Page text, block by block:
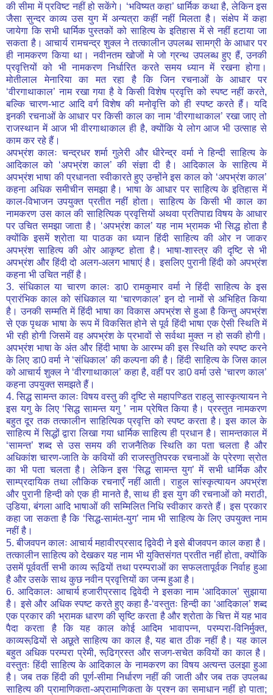
की सीमा में प्रविष्ट नहीं हो सकेंगे। ‘भविष्यत कहा’ धार्मिक कथा है, लेकिन इस
जैसा सुन्दर काव्य उस युग में अन्यत्रा कहीं नहीं मिलता है। संक्षेप में कहा
जायेगा कि सभी धार्मिक पुस्तकों को साहित्य के इतिहास में से नहीं हटाया जा
सकता है। आचार्य रामचन्द्र शुक्ल ने तत्कालीन उपलब्ध सामग्री के आधार पर
ही नामकरण किया था। नवीनतम खोजों मे जो ग्रन्थ उपलब्ध हुए हैं, उनकी
प्रवृत्तियों को भी नामकरण निर्धारित करते समय ध्यान में रखना होगा।
मोतीलाल मेनारिया का मत रहा है कि जिन रचनाओं के आधार पर
‘वीरगाथाकाल’ नाम रखा गया है वे किसी विशेष प्रवृत्ति को स्पष्ट नहीं करते,
बल्कि चारण-भाट आदि वर्ग विशेष की मनोवृत्ति को ही स्पष्ट करते हैं। यदि
इनकी रचनाओं के आधार पर किसी काल का नाम ‘वीरगाथाकाल’ रखा जाए तो
राजस्थान में आज भी वीरगाथाकाल ही है, क्योंकि ये लोग आज भी उत्साह से
काम कर रहे हैं।
अपभ्रंश कालः चन्द्रधर शर्मा गुलेरी और धीरेन्द्र वर्मा ने हिन्दी साहित्य के
आदिकाल को ‘अपभ्रंश काल’ की संज्ञा दी है। आदिकाल के साहित्य में
अपभ्रंश भाषा की प्रधानता स्वीकारते हुए उन्होंने इस काल को ‘अपभ्रंश काल’
कहना अधिक समीचीन समझा है। भाषा के आधार पर साहित्य के इतिहास में
काल-विभाजन उपयुक्त प्रतीत नहीं होता। साहित्य के किसी भी काल का
नामकरण उस काल की साहित्यिक प्रवृत्तियों अथवा प्रतिपाद्य विषय के आधार
पर उचित समझा जाता है। ‘अपभ्रंश काल’ यह नाम भ्रामक भी सिद्ध होता है
क्योंकि इसमें श्रोता या पाठक का ध्यान हिंदी साहित्य की ओर न जाकर
अपभ्रंश साहित्य की ओर आकृष्ट होता है। भाषा-शास्त्र की दृष्टि से भी
अपभ्रंश और हिंदी दो अलग-अलग भाषाएं है। इसलिए पुरानी हिंदी को अपभ्रंश
कहना भी उचित नहीं है।
3. संधिकाल या चारण कालः डा0 रामकुमार वर्मा ने हिंदी साहित्य के इस
प्रारंभिक काल को संधिकाल या ‘चारणकाल’ इन दो नामों से अभिहित किया
है। उनकी सम्मति में हिंदी भाषा का विकास अपभ्रंश से हुआ है किन्तु अपभ्रंश
से एक पृथक भाषा के रूप में विकसित होने से पूर्व हिंदी भाषा एक ऐसी स्थिति में
भी रही होगी जिसमें वह अपभ्रंश के प्रभावों से सर्वथा मुक्त न हो सकी होगी।
अपभ्रंश भाषा के अंत और हिंदी भाषा के आरम्भ की इस स्थिति को स्पष्ट करने
के लिए डा0 वर्मा ने ‘संधिकाल’ की कल्पना की है। हिंदी साहित्य के जिस काल
को आचार्य शुक्ल ने ‘वीरगाथाकाल’ कहा है, वहीं पर डा0 वर्मा उसे ‘चारण काल’
कहना उपयुक्त समझते हैं।
4. सिद्ध सामन्त कालः विषय वस्तु की दृष्टि से महापण्डित राहलु सास्कृत्यायन ने
इस यगु के लिए ‘सिद्ध सामन्त यगु ’ नाम प्रेषित किया है। प्रस्तुत नामकरण
बहुत दूर तक तत्कालीन साहित्यिक प्रवृत्ति को स्पष्ट करता है। इस काल के
साहित्य में सिद्धों द्वारा लिखा गया धार्मिक साहित्य ही प्रधान है। सामन्तकाल में
‘सामन्त’ शब्द से उस समय की राजनैतिक स्थिति का पता चलता है और
अधिकांश चारण-जाति के कवियों की राजस्तुतिपरक रचनाओं के प्रेरणा स्रोत
का भी पता चलता है। लेकिन इस ‘सिद्ध सामन्त युग’ में सभी धार्मिक और
साम्प्रदायिक तथा लौकिक रचनाएँ नहीं आती। राहुल सांस्कृत्यायन अपभ्रंश
और पुरानी हिन्दी को एक ही मानते है, साथ ही इस युग की रचनाओं को मराठी,
उडि़या, बंगला आदि भाषाओं की सम्मिलित निधि स्वीकार करते हैं। इस प्रकार
कहा जा सकता है कि ‘सिद्ध-सामंत-युग’ नाम भी साहित्य के लिए उपयुक्त नाम
नहीं है।
5. बीजवपन कालः आचार्य महावीरप्रसाद द्विवेदी ने इसे बीजवपन काल कहा है।
तत्कालीन साहित्य को देखकर यह नाम भी युक्तिसंगत प्रतीत नहीं होता, क्योंकि
उसमें पूर्ववर्ती सभी काव्य रूढि़यों तथा परम्पराओं का सफलतापूर्वक निर्वाह हुआ
है और उसके साथ कुछ नवीन प्रवृत्तियों का जन्म हुआ है।
6. आदिकालः आचार्य हजारीप्रसाद द्विवेदी ने इसका नाम ‘आदिकाल’ सुझाया
है। इसे और अधिक स्पष्ट करते हुए कहा है-‘वस्तुतः हिन्दी का ‘आदिकाल’ शब्द
एक प्रकार की भ्रामक धारण की सृष्टि करता है और श्रोता के चित्त में यह भाव
पैदा करता है कि यह काल कोई आदिम भावापन्न, परम्परा-विनिर्मुक्त,
काव्यरूढि़यों से अछूते साहित्य का काल है, यह बात ठीक नहीं है। यह काल
बहुत अधिक परम्परा प्रेमी, रूढि़ग्रस्त और सजग-सचेत कवियों का काल है।
वस्तुतः हिंदी साहित्य के आदिकाल के नामकरण का विषय अत्यन्त उलझा हुआ
है। जब तक हिंदी की पूर्ण-सीमा निर्धारण नहीं की जाती और जब तक उपलब्ध
साहित्य की प्रामाणिकता-अप्रामाणिकता के प्रश्न का समाधान नहीं हो पाता;